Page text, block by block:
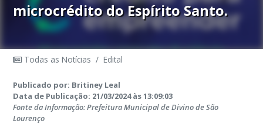
microcrédito do Espírito Santo.
Todas as Notícias / Edital
Publicado por: Britiney Leal
Data de Publicação: 21/03/2024 às 13:09:03
Fonte da Informação: Prefeitura Municipal de Divino de São
Lourenço